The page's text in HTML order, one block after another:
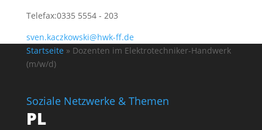
Telefax:0335 5554 - 203
sven.kaczkowski@hwk-ff.de
Startseite » Dozenten im Elektrotechniker-Handwerk
(m/w/d)
Soziale Netzwerke & Themen
PL